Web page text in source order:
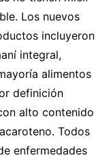
Los nuevos
incluyeron
integral,
alimentos
definición
alto contenido
Todos
enfermedades